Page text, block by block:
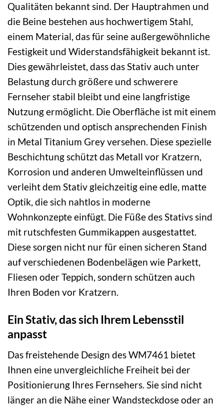
Qualitäten bekannt sind. Der Hauptrahmen und
die Beine bestehen aus hochwertigem Stahl,
einem Material, das für seine außergewöhnliche
Festigkeit und Widerstandsfähigkeit bekannt ist.
Dies gewährleistet, dass das Stativ auch unter
Belastung durch größere und schwerere
Fernseher stabil bleibt und eine langfristige
Nutzung ermöglicht. Die Oberfläche ist mit einem
schützenden und optisch ansprechenden Finish
in Metal Titanium Grey versehen. Diese spezielle
Beschichtung schützt das Metall vor Kratzern,
Korrosion und anderen Umwelteinflüssen und
verleiht dem Stativ gleichzeitig eine edle, matte
Optik, die sich nahtlos in moderne
Wohnkonzepte einfügt. Die Füße des Stativs sind
mit rutschfesten Gummikappen ausgestattet.
Diese sorgen nicht nur für einen sicheren Stand
auf verschiedenen Bodenbelägen wie Parkett,
Fliesen oder Teppich, sondern schützen auch
Ihren Boden vor Kratzern.
Ein Stativ, das sich Ihrem Lebensstil
anpasst
Das freistehende Design des WM7461 bietet
Ihnen eine unvergleichliche Freiheit bei der
Positionierung Ihres Fernsehers. Sie sind nicht
länger an die Nähe einer Wandsteckdose oder an